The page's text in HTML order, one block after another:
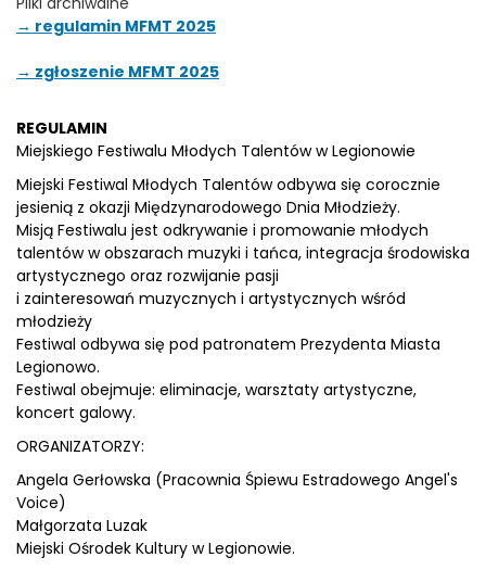
→ regulamin MFMT 2025
→ zgłoszenie MFMT 2025
REGULAMIN
Miejskiego Festiwalu Młodych Talentów w Legionowie
Miejski Festiwal Młodych Talentów odbywa się corocznie
jesienią z okazji Międzynarodowego Dnia Młodzieży.
Misją Festiwalu jest odkrywanie i promowanie młodych
talentów w obszarach muzyki i tańca, integracja środowiska
artystycznego oraz rozwijanie pasji
i zainteresowań muzycznych i artystycznych wśród
młodzieży
Festiwal odbywa się pod patronatem Prezydenta Miasta
Legionowo.
Festiwal obejmuje: eliminacje, warsztaty artystyczne,
koncert galowy.
ORGANIZATORZY:
Angela Gerłowska (Pracownia Śpiewu Estradowego Angel's
Voice)
Małgorzata Luzak
Miejski Ośrodek Kultury w Legionowie.